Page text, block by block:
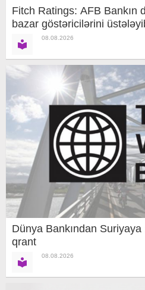
Fitch Ratings: AFB Bankın
bazar göstəricilərini
08.08.2026
Dünya Bankından
qrant
08.08.2026